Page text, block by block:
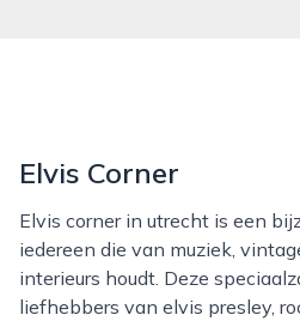
Elvis Corner
Elvis corner in utrecht is een bijzondere winkel voor
iedereen die van muziek,
interieurs houdt. Deze
liefhebbers van elvis presley,